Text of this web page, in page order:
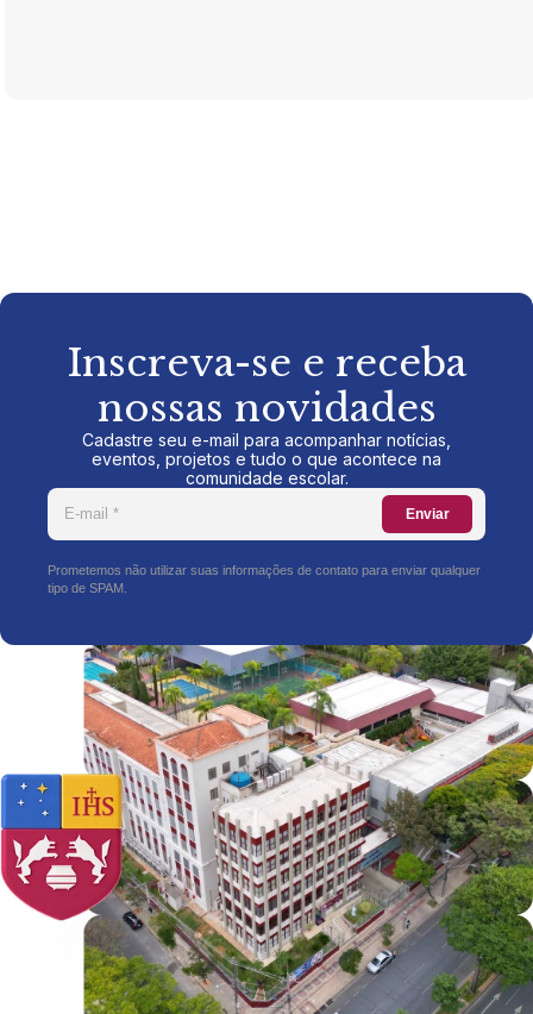
Inscreva-se e receba
nossas novidades
Cadastre seu e-mail para acompanhar notícias,
eventos, projetos e tudo o que acontece na
comunidade escolar.
Enviar
Prometemos não utilizar suas informações de contato para enviar qualquer
tipo de SPAM.